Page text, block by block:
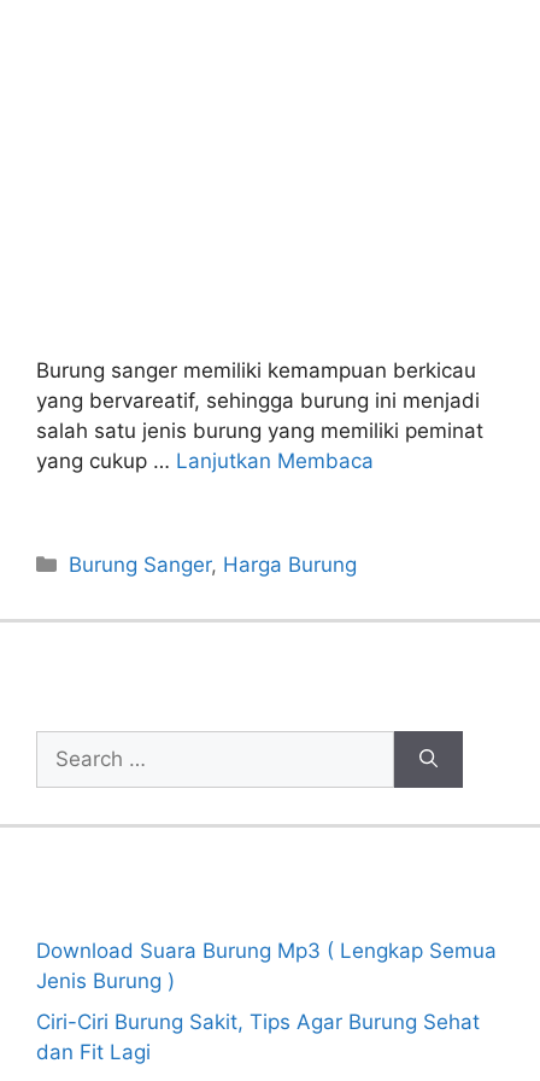
Burung sanger memiliki kemampuan berkicau
yang bervareatif, sehingga burung ini menjadi
salah satu jenis burung yang memiliki peminat
yang cukup … Lanjutkan Membaca
Categories
Burung Sanger, Harga Burung
Search
for:
Download Suara Burung Mp3 ( Lengkap Semua
Jenis Burung )
Ciri-Ciri Burung Sakit, Tips Agar Burung Sehat
dan Fit Lagi